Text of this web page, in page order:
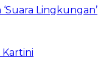
Lingkungan’